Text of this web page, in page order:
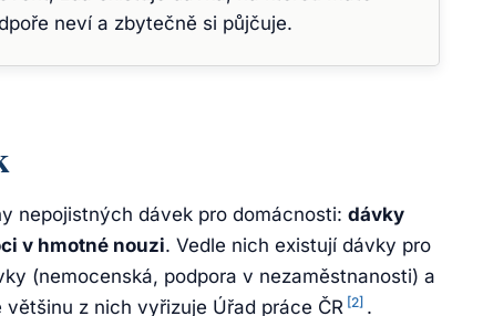
neví a zbytečně si půjčuje.
nepojistných dávek pro domácnosti: dávky
v hmotné nouzi. Vedle nich existují dávky pro
(nemocenská, podpora v nezaměstnanosti) a
z nich vyřizuje Úřad práce ČR [2] .